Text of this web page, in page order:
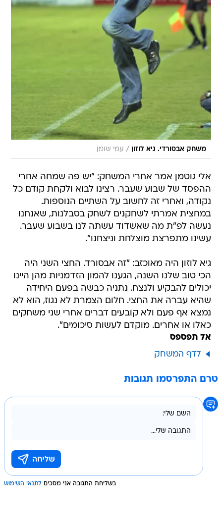
משחק אבסורדי. גיא לוזון / עמי שומן
אלי גוטמן אמר אחרי המשחק: "יש פה שמחה אחרי
ההפסד של שבוע שעבר. רצינו לבוא ולקחת קודם כל
נקודה, ואחרי זה לחשוב על השתיים הנוספות.
במחצית אמרתי לשחקנים לשחק בסבלנות, שאנחנו
נעשה לפ"ת מה שאשדוד עשתה לנו בשבוע שעבר.
עשינו מתפרצת מוצלחת וניצחנו".
גיא לוזון היה מאוכזב: "זה אבסורד. החצי השני היה
הכי טוב שלנו השנה, הגענו להמון הזדמניות מהן היינו
יכולים להבקיע ולנצח. נתניה כבשה בפעם היחידה
שהיא עברה את החצי. חלום הצמרת לא נגוז, הוא לא
נמצא אף פעם ולא קובעים דברים אחרי שני משחקים
כאלו או אחרים. מוקדם לעשות סיכומים".
אל תפספס
לדף המשחק
טרם התפרסמו תגובות
בשליחת התגובה אני מסכים לתנאי השימוש